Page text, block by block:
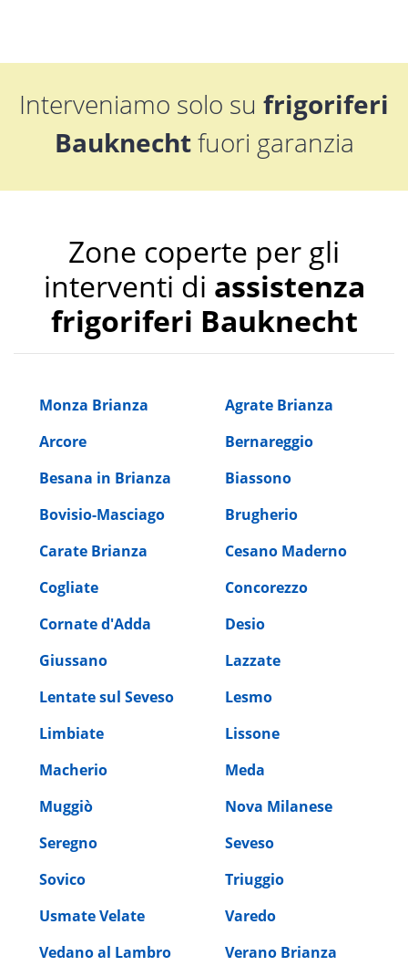
Interveniamo solo su frigoriferi
Bauknechtfuori garanzia
Zone coperte per gli
interventi di assistenza
frigoriferi Bauknecht
Monza Brianza
Agrate Brianza
Arcore
Bernareggio
Besana in Brianza
Biassono
Bovisio-Masciago
Brugherio
Carate Brianza
Cesano Maderno
Cogliate
Concorezzo
Cornate d'Adda
Desio
Giussano
Lazzate
Lentate sul Seveso
Lesmo
Limbiate
Lissone
Macherio
Meda
Muggiò
Nova Milanese
Seregno
Seveso
Sovico
Triuggio
Usmate Velate
Varedo
Vedano al Lambro
Verano Brianza